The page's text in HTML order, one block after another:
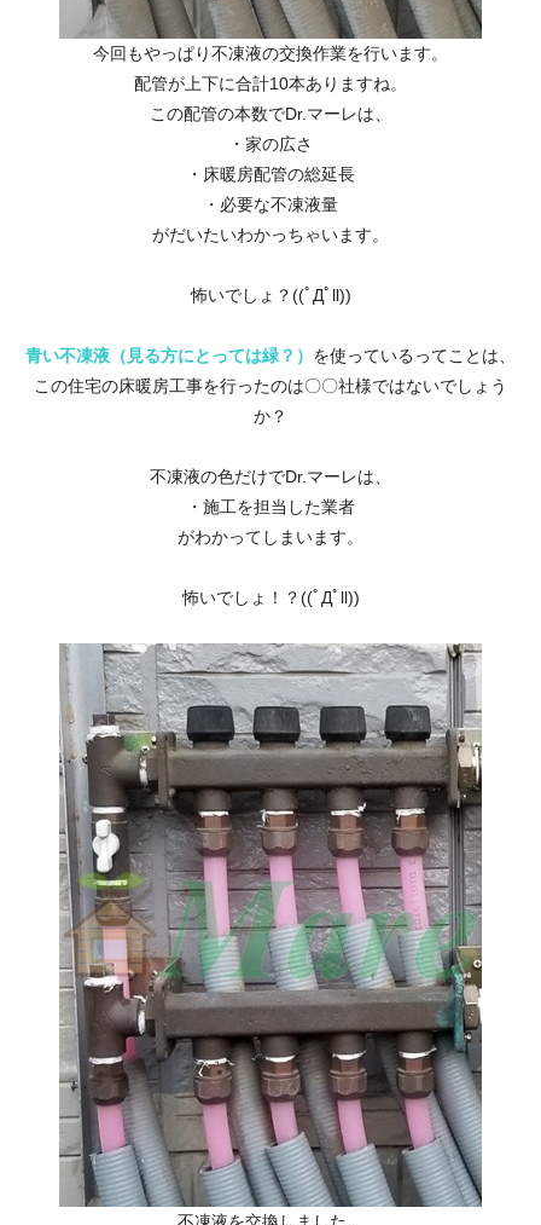
今回もやっぱり不凍液の交換作業を行います。
配管が上下に合計10本ありますね。
この配管の本数でDr.マーレは、
・家の広さ
・床暖房配管の総延長
・必要な不凍液量
がだいたいわかっちゃいます。
怖いでしょ？((ﾟДﾟll))
青い不凍液（見る方にとっては緑？） を使っているってことは、
この住宅の床暖房工事を行ったのは〇〇社様ではないでしょう
か？
不凍液の色だけでDr.マーレは、
・施工を担当した業者
がわかってしまいます。
怖いでしょ！？((ﾟДﾟll))